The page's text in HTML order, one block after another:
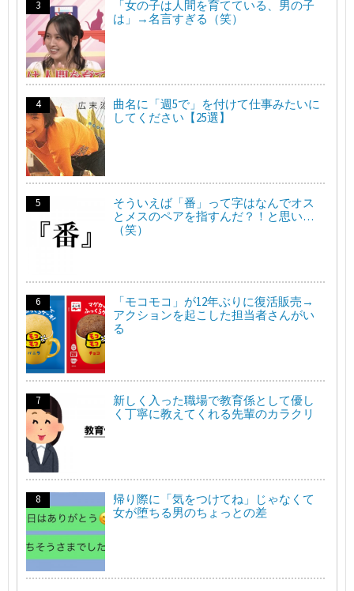
「女の子は人間を育てている、男の子
は」→名言すぎる（笑）
曲名に「週5で」を付けて仕事みたいに
してください【25選】
そういえば「番」って字はなんでオス
とメスのペアを指すんだ？！と思い…
（笑）
「モコモコ」が12年ぶりに復活販売→
アクションを起こした担当者さんがい
る
新しく入った職場で教育係として優し
く丁寧に教えてくれる先輩のカラクリ
帰り際に「気をつけてね」じゃなくて
女が堕ちる男のちょっとの差